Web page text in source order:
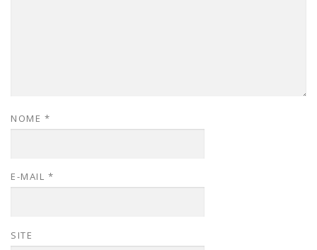
NOME *
E-MAIL *
SITE